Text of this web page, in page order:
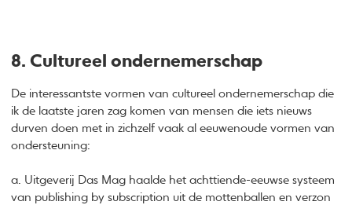
8. Cultureel ondernemerschap
De interessantste vormen van cultureel ondernemerschap die
ik de laatste jaren zag komen van mensen die iets nieuws
durven doen met in zichzelf vaak al eeuwenoude vormen van
ondersteuning:
a. Uitgeverij Das Mag haalde het achttiende-eeuwse systeem
van publishing by subscription uit de mottenballen en verzon